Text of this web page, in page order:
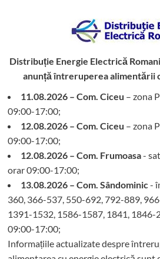
Distribuție Energie Electrică
anunță întreruperea alimentării
11.08.2026 – Com. Ciceu – zona
09:00-17:00;
12.08.2026 – Com. Ciceu – zona
09:00-17:00;
12.08.2026 – Com. Frumoasa-
orar 09:00-17:00;
13.08.2026 – Com. Sândominic-
360, 366-537, 550-692, 792-889,
1391-1532, 1586-1587, 1841,
09:00-17:00;
Informațiile actualizate despre